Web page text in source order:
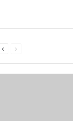
الصفحةالصفحة